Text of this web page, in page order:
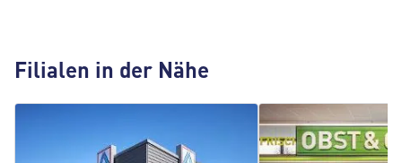
Filialen in der Nähe